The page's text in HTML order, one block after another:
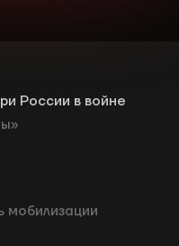
России в войне
мобилизации